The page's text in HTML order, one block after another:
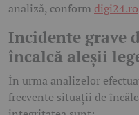
analiză, conform digi24.ro
Incidente grave
încalcă aleșii
În urma analizelor
frecvente situații de